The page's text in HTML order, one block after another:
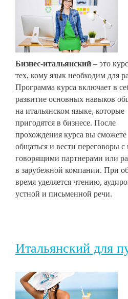
Бизнес-итальянский – это
тех, кому язык необходим для
Программа курса включает в
развитие основных навыков
на итальянском языке, которые
пригодятся в бизнесе. После
прохождения курса вы сможете
общаться и вести переговоры с
говорящими партнерами или
в зарубежной компании. При
время уделяется чтению,
устной и письменной речи.
Итальянский для